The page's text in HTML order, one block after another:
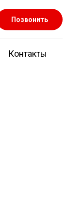
Позвонить
Контакты